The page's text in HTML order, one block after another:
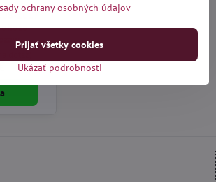
2017
ochrany osobných údajov
Ukázať podrobnosti
Prijať všetky cookies